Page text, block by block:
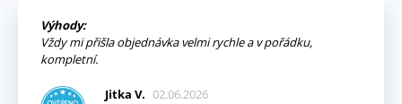
Výhody:
Vždy mi přišla objednávka velmi rychle a v pořádku,
kompletní.
Jitka V. 02.06.2026